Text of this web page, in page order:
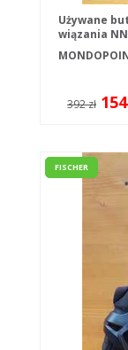
Używane
wiązania
392 zł
FISCHER